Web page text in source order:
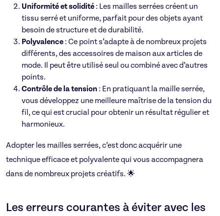
Uniformité et solidité : Les mailles serrées créent un
tissu serré et uniforme, parfait pour des objets ayant
besoin de structure et de durabilité.
Polyvalence : Ce point s’adapte à de nombreux projets
différents, des accessoires de maison aux articles de
mode. Il peut être utilisé seul ou combiné avec d’autres
points.
Contrôle de la tension : En pratiquant la maille serrée,
vous développez une meilleure maîtrise de la tension du
fil, ce qui est crucial pour obtenir un résultat régulier et
harmonieux.
Adopter les mailles serrées, c’est donc acquérir une
technique efficace et polyvalente qui vous accompagnera
dans de nombreux projets créatifs. 🌟
Les erreurs courantes à éviter avec les